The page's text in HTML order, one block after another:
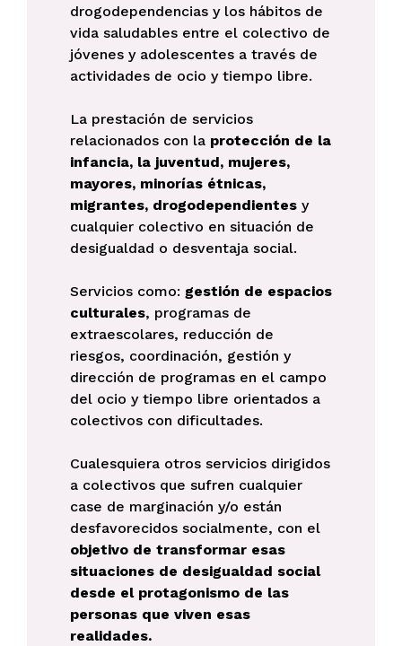
drogodependencias y los hábitos de
vida saludables entre el colectivo de
jóvenes y adolescentes a través de
actividades de ocio y tiempo libre.
La prestación de servicios
relacionados con la protección de la
infancia, la juventud, mujeres,
mayores, minorías étnicas,
migrantes, drogodependientesy
cualquier colectivo en situación de
desigualdad o desventaja social.
Servicios como: gestión de espacios
culturales, programas de
extraescolares, reducción de
riesgos, coordinación, gestión y
dirección de programas en el campo
del ocio y tiempo libre orientados a
colectivos con dificultades.
Cualesquiera otros servicios dirigidos
a colectivos que sufren cualquier
case de marginación y/o están
desfavorecidos socialmente, con el
objetivo de transformar esas
situaciones de desigualdad social
desde el protagonismo de las
personas que viven esas
realidades.